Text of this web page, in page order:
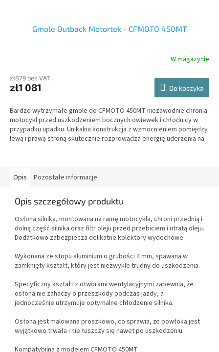
Gmole Outback Motortek - CFMOTO 450MT
W magazynie
zł879 bez VAT
zł1 081 Do koszyka
Bardzo wytrzymałe gmole do CFMOTO 450MT niezawodnie chronią
motocykl przed uszkodzeniem bocznych owiewek i chłodnicy w
przypadku upadku. Unikalna konstrukcja z wzmocnieniem pomiędzy
lewą i prawą stroną skutecznie rozprowadza energię uderzenia na
Opis Pozostałe informacje
Opis szczegółowy produktu
Osłona silnika, montowana na ramę motocykla, chroni przednią i
dolną część silnika oraz filtr oleju przed przebiciem i utratą oleju.
Dodatkowo zabezpiecza delikatne kolektory wydechowe.
Wykonana ze stopu aluminium o grubości 4 mm, spawana w
zamknięty kształt, który jest niezwykle trudny do uszkodzenia.
Specyficzny kształt z otworami wentylacyjnymi zapewnia, że
osłona nie zahaczy o przeszkody podczas jazdy, a
jednocześnie utrzymuje optymalne chłodzenie silnika.
Osłona jest malowana proszkowo, co sprawia, że powłoka jest
wyjątkowo trwała i nie łuszczy się nawet po uszkodzeniu.
Kompatybilna z modelem CFMOTO 450MT